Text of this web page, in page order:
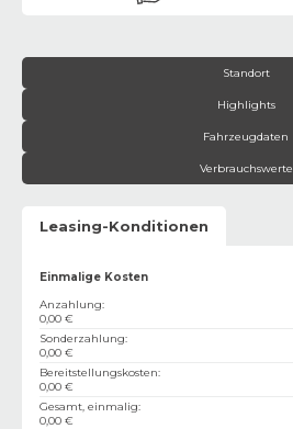
Standort
Highlights
Fahrzeugdaten
Verbrauchswerte
Leasing-Konditionen
Einmalige Kosten
Anzahlung:
0,00 €
Sonderzahlung:
0,00 €
Bereitstellungskosten:
0,00 €
Gesamt, einmalig:
0,00 €